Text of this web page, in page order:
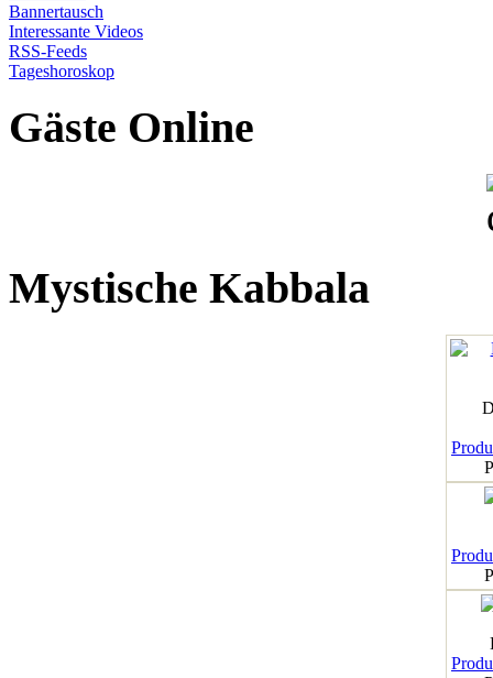
Bannertausch
Interessante Videos
RSS-Feeds
Tageshoroskop
Gäste Online
Mystische Kabbala